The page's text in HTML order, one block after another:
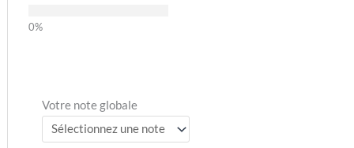
Votre note globale